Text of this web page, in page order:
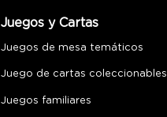
Juegos y Cartas
Juegos de mesa temáticos
Juego de cartas coleccionables
Juegos familiares